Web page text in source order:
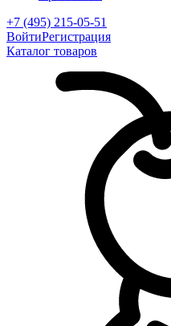
+7 (495) 215-05-51
ВойтиРегистрация
Каталог товаров